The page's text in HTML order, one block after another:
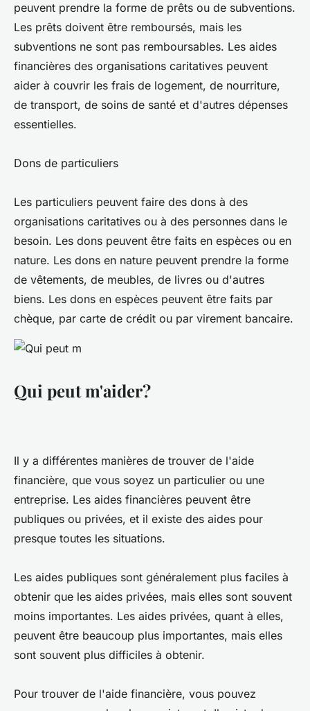
peuvent prendre la forme de prêts ou de subventions.
Les prêts doivent être remboursés, mais les
subventions ne sont pas remboursables. Les aides
financières des organisations caritatives peuvent
aider à couvrir les frais de logement, de nourriture,
de transport, de soins de santé et d'autres dépenses
essentielles.
Dons de particuliers
Les particuliers peuvent faire des dons à des
organisations caritatives ou à des personnes dans le
besoin. Les dons peuvent être faits en espèces ou en
nature. Les dons en nature peuvent prendre la forme
de vêtements, de meubles, de livres ou d'autres
biens. Les dons en espèces peuvent être faits par
chèque, par carte de crédit ou par virement bancaire.
Qui peut m'aider?
Il y a différentes manières de trouver de l'aide
financière, que vous soyez un particulier ou une
entreprise. Les aides financières peuvent être
publiques ou privées, et il existe des aides pour
presque toutes les situations.
Les aides publiques sont généralement plus faciles à
obtenir que les aides privées, mais elles sont souvent
moins importantes. Les aides privées, quant à elles,
peuvent être beaucoup plus importantes, mais elles
sont souvent plus difficiles à obtenir.
Pour trouver de l'aide financière, vous pouvez